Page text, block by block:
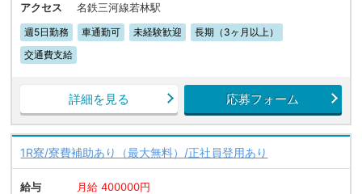
アクセス
名鉄三河線若林駅
週5日勤務 車通勤可 未経験歓迎
長期（3ヶ月以上）
交通費支給
詳細を見る 応募フォーム
1R寮/寮費補助あり（最大無料）/正社員登用あり
給与
月給 400000円